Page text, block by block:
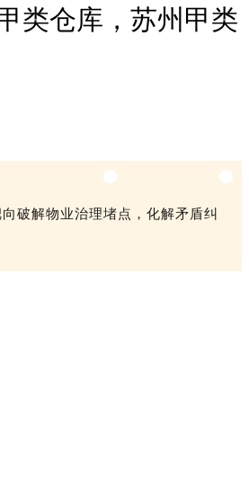
类仓库，苏州甲类
破解物业治理堵点，化解矛盾纠